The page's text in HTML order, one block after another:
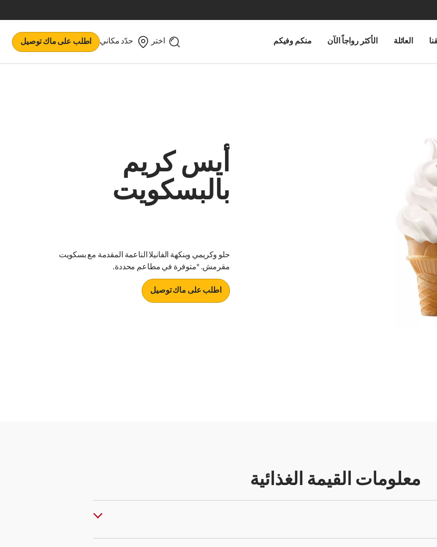
العائلة الأكثر رواجاً الآن منكم وفيكم اختر حدّد مكاني اطلب على ماك توصيل
أيس كريم
بالبسكويت
حلو وكريمي وبنكهة الفانيلا الناعمة المقدمة مع بسكويت
مقرمش. *متوفرة في مطاعم محددة.
اطلب على ماك توصيل
معلومات القيمة الغذائية